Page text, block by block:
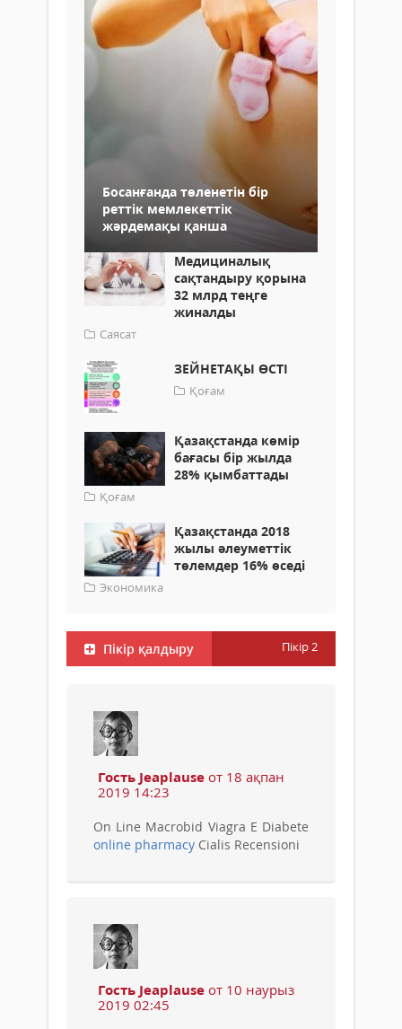
Босанғанда төленетін бір
реттік мемлекеттік
жәрдемақы қанша
Медициналық
сақтандыру қорына
32 млрд теңге
жиналды
Саясат
ЗЕЙНЕТАҚЫ ӨСТІ
Қоғам
Қазақстанда көмір
бағасы бір жылда
28% қымбаттады
Қоғам
Қазақстанда 2018
жылы әлеуметтік
төлемдер 16% өседі
Экономика
Пікір қалдыру Пікір2
Гость Jeaplause от 18 ақпан
2019 14:23
On Line Macrobid Viagra E Diabete
online pharmacy Cialis Recensioni
Гость Jeaplause от 10 наурыз
2019 02:45